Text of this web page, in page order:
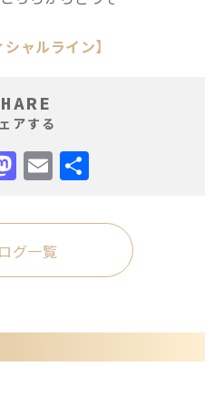
ャルライン】
アする
Mastodon
Email
グ一覧